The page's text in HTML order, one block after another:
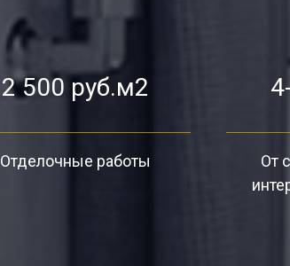
2 500 руб.м2
Отделочные работы
От